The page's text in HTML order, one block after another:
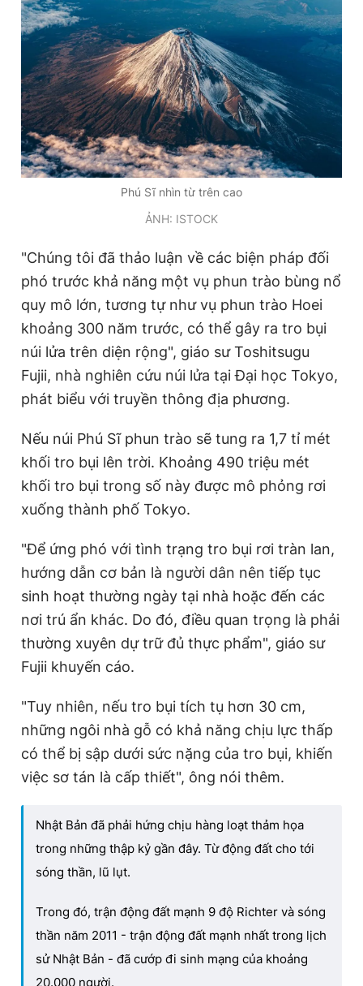
Phú Sĩ nhìn từ trên cao
ẢNH: ISTOCK
"Chúng tôi đã thảo luận về các biện pháp đối
phó trước khả năng một vụ phun trào bùng nổ
quy mô lớn, tương tự như vụ phun trào Hoei
khoảng 300 năm trước, có thể gây ra tro bụi
núi lửa trên diện rộng", giáo sư Toshitsugu
Fujii, nhà nghiên cứu núi lửa tại Đại học Tokyo,
phát biểu với truyền thông địa phương.
Nếu núi Phú Sĩ phun trào sẽ tung ra 1,7 tỉ mét
khối tro bụi lên trời. Khoảng 490 triệu mét
khối tro bụi trong số này được mô phỏng rơi
xuống thành phố Tokyo.
"Để ứng phó với tình trạng tro bụi rơi tràn lan,
hướng dẫn cơ bản là người dân nên tiếp tục
sinh hoạt thường ngày tại nhà hoặc đến các
nơi trú ẩn khác. Do đó, điều quan trọng là phải
thường xuyên dự trữ đủ thực phẩm", giáo sư
Fujii khuyến cáo.
"Tuy nhiên, nếu tro bụi tích tụ hơn 30 cm,
những ngôi nhà gỗ có khả năng chịu lực thấp
có thể bị sập dưới sức nặng của tro bụi, khiến
việc sơ tán là cấp thiết", ông nói thêm.
Nhật Bản đã phải hứng chịu hàng loạt thảm họa
trong những thập kỷ gần đây. Từ động đất cho tới
sóng thần, lũ lụt.
Trong đó, trận động đất mạnh 9 độ Richter và sóng
thần năm 2011 - trận động đất mạnh nhất trong lịch
sử Nhật Bản - đã cướp đi sinh mạng của khoảng
20.000 người.